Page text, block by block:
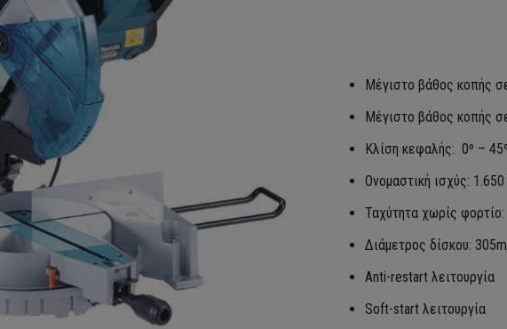
Μέγιστο βάθος κοπής
Μέγιστο βάθος κοπής
Κλίση κεφαλής: 0º – 45º
Ονομαστική ισχύς:
Ταχύτητα χωρίς
Διάμετρος δίσκου:
Anti-restart λειτουργία
Soft-start λειτουργία